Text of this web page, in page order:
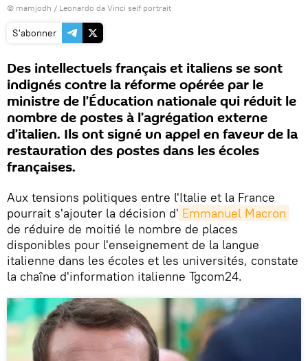
© mamjodh / Leonardo da Vinci self portrait
S'abonner
Des intellectuels français et italiens se sont
indignés contre la réforme opérée par le
ministre de l’Éducation nationale qui réduit le
nombre de postes à l’agrégation externe
d’italien. Ils ont signé un appel en faveur de la
restauration des postes dans les écoles
françaises.
Aux tensions politiques entre l'Italie et la France
pourrait s'ajouter la décision d' Emmanuel Macron
de réduire de moitié le nombre de places
disponibles pour l'enseignement de la langue
italienne dans les écoles et les universités, constate
la chaîne d'information italienne Tgcom24.